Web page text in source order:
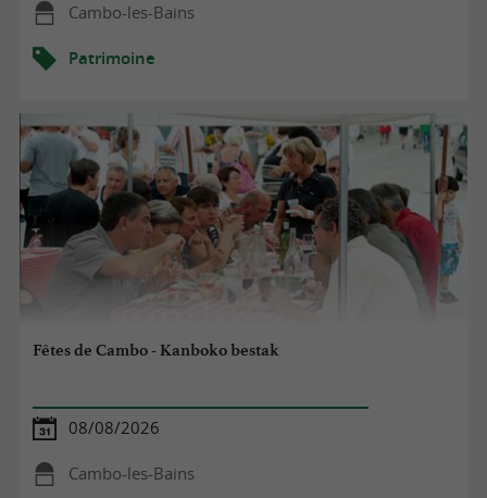
Cambo-les-Bains
Patrimoine
Fêtes de Cambo - Kanboko bestak
08/08/2026
Cambo-les-Bains